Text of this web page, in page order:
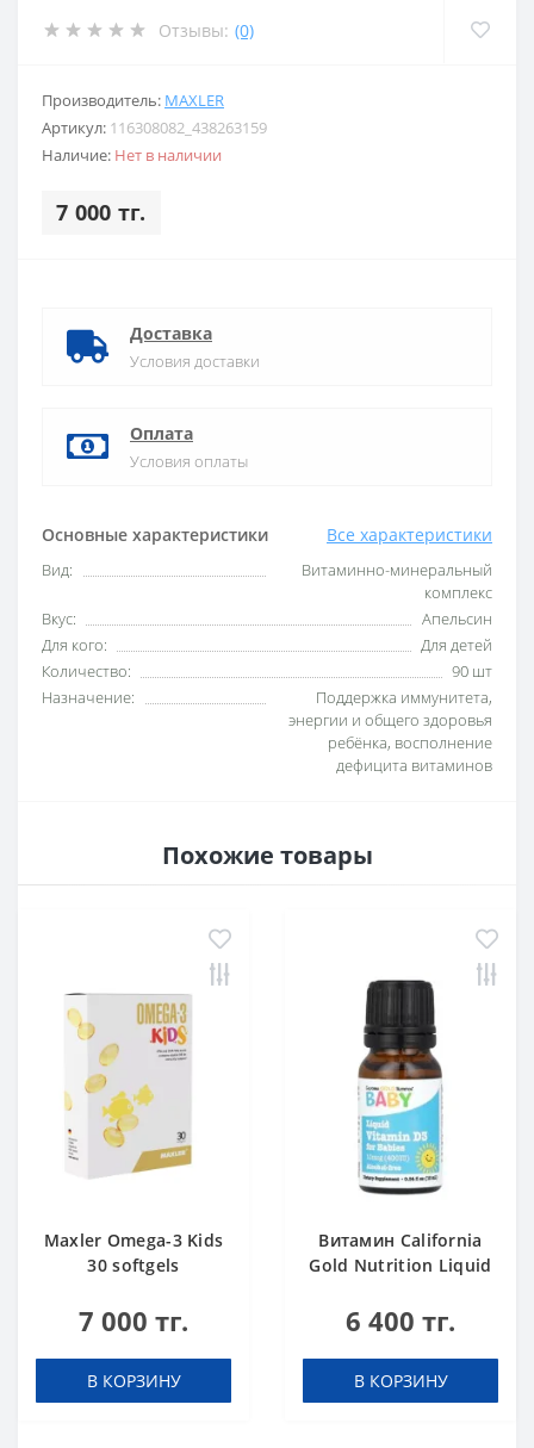
Отзывы: (0)
Производитель: MAXLER
Артикул: 116308082_438263159
Наличие: Нет в наличии
7 000 тг.
Основные характеристики Все характеристики
Вид:
Витаминно-минеральный
комплекс
Вкус:
Апельсин
Для кого:
Для детей
Количество:
90 шт
Назначение:
Поддержка иммунитета,
энергии и общего здоровья
ребёнка, восполнение
дефицита витаминов
Доставка
Условия доставки
Оплата
Условия оплаты
Похожие товары
Maxler Omega-3 Kids
30 softgels
7 000 тг.
В КОРЗИНУ
Витамин California
Gold Nutrition Liquid
Babies, 10 мкг 400 IU
6 400 тг.
В КОРЗИНУ